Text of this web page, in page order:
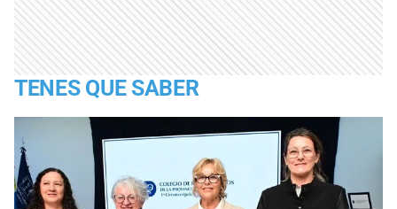
TENES QUE SABER